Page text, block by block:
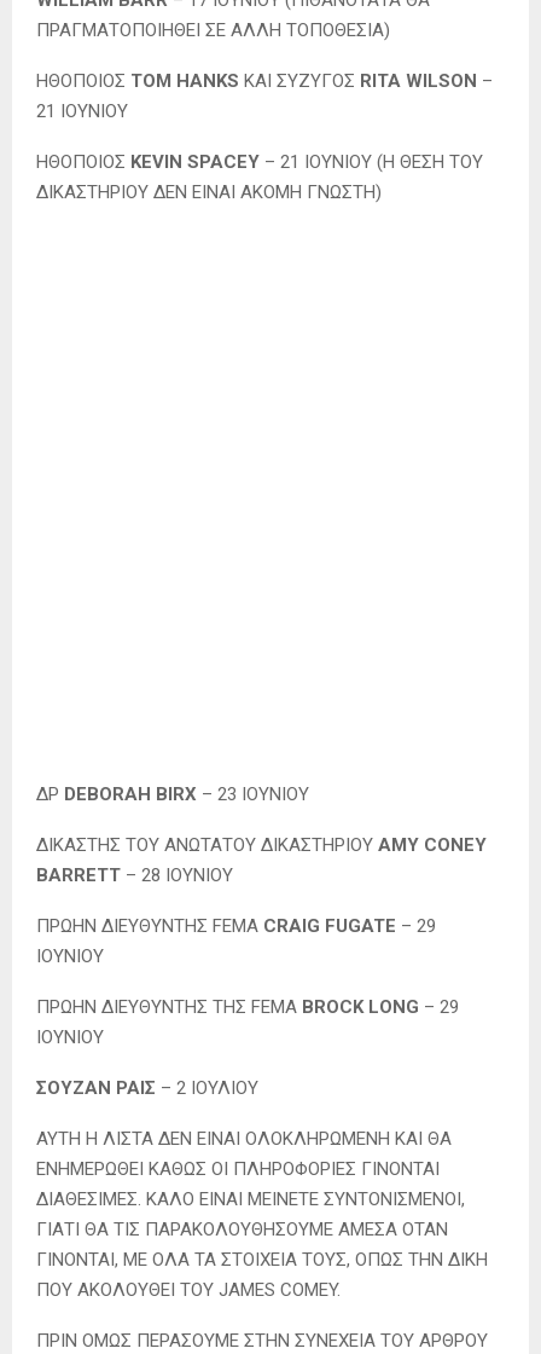
ΠΡΑΓΜΑΤΟΠΟΙΗΘΕΙ ΣΕ ΑΛΛΗ ΤΟΠΟΘΕΣΙΑ)
ΗΘΟΠΟΙΟΣ TOM HANKS ΚΑΙ ΣΥΖΥΓΟΣ RITA WILSON –
21 ΙΟΥΝΙΟΥ
ΗΘΟΠΟΙΟΣ KEVIN SPACEY – 21 ΙΟΥΝΙΟΥ (Η ΘΕΣΗ ΤΟΥ
ΔΙΚΑΣΤΗΡΙΟΥ ΔΕΝ ΕΙΝΑΙ ΑΚΟΜΗ ΓΝΩΣΤΗ)
ΔΡ DEBORAH BIRX – 23 ΙΟΥΝΙΟΥ
ΔΙΚΑΣΤΗΣ ΤΟΥ ΑΝΩΤΑΤΟΥ ΔΙΚΑΣΤΗΡΙΟΥ AMY CONEY
BARRETT – 28 ΙΟΥΝΙΟΥ
ΠΡΩΗΝ ΔΙΕΥΘΥΝΤΗΣ FEMA CRAIG FUGATE – 29
ΙΟΥΝΙΟΥ
ΠΡΩΗΝ ΔΙΕΥΘΥΝΤΗΣ ΤΗΣ FEMA BROCK LONG – 29
ΙΟΥΝΙΟΥ
ΣΟΥΖΑΝ ΡΑΙΣ – 2 ΙΟΥΛΙΟΥ
ΑΥΤΗ Η ΛΙΣΤΑ ΔΕΝ ΕΙΝΑΙ ΟΛΟΚΛΗΡΩΜΕΝΗ ΚΑΙ ΘΑ
ΕΝΗΜΕΡΩΘΕΙ ΚΑΘΩΣ ΟΙ ΠΛΗΡΟΦΟΡΙΕΣ ΓΙΝΟΝΤΑΙ
ΔΙΑΘΕΣΙΜΕΣ. ΚΑΛΟ ΕΙΝΑΙ ΜΕΙΝΕΤΕ ΣΥΝΤΟΝΙΣΜΕΝΟΙ,
ΓΙΑΤΙ ΘΑ ΤΙΣ ΠΑΡΑΚΟΛΟΥΘΗΣΟΥΜΕ ΑΜΕΣΑ ΟΤΑΝ
ΓΙΝΟΝΤΑΙ, ΜΕ ΟΛΑ ΤΑ ΣΤΟΙΧΕΙΑ ΤΟΥΣ, ΟΠΩΣ ΤΗΝ ΔΙΚΗ
ΠΟΥ ΑΚΟΛΟΥΘΕΙ ΤΟΥ JAMES COMEY.
ΠΡΙΝ ΟΜΩΣ ΠΕΡΑΣΟΥΜΕ ΣΤΗΝ ΣΥΝΕΧΕΙΑ ΤΟΥ ΑΡΘΡΟΥ